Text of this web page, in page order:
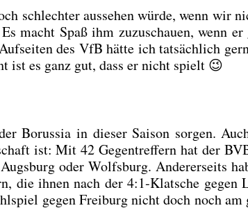
schlech­ter aus­se­hen wür­de, wenn wir
macht Spaß ihm zuzu­schau­en, wenn er
des VfB hät­te ich tat­säch­lich
ist es ganz gut, dass er nicht spielt 😉
Borus­sia in die­ser Sai­son sor­gen.
ist: Mit 42 Gegen­tref­fern hat der
oder Wolfs­burg. Ande­rer­seits
die ihnen nach der 4:1‑Klatsche gegen
gegen Frei­burg nicht doch noch am